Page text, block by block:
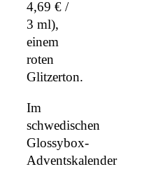
4,69 € /
3 ml),
einem
roten
Glitzerton.
Im
schwedischen
Glossybox-
Adventskalender